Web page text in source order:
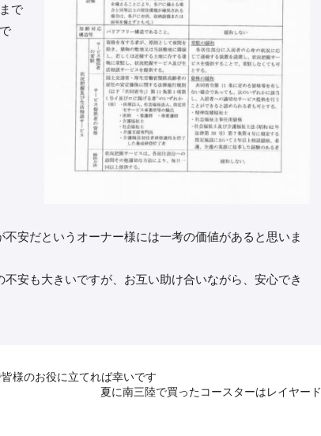
で
安だというオーナー様には一考の価値があると思いま
安も大きいですが、お互い助け合いながら、安心でき
様のお役に立てれば幸いです
夏に南三陸で買ったコースターはレイヤード